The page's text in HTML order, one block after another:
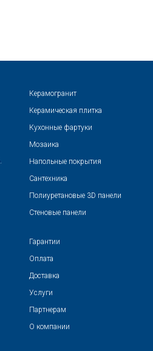
Керамогранит
Керамическая плитка
Кухонные фартуки
Мозаика
Напольные покрытия
Сантехника
Полиуретановые 3D панели
Стеновые панели
Гарантии
Оплата
Доставка
Услуги
Партнерам
О компании